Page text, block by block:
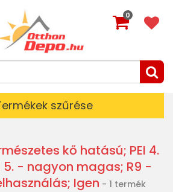
0
szűrése
kő hatású; PEI 4.
5. - nagyon magas; R9 -
Igen - 1 termék